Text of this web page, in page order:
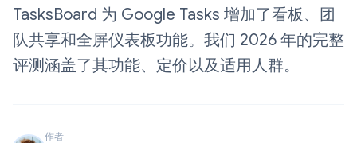
TasksBoard 为 Google Tasks 增加了看板、团
队共享和全屏仪表板功能。我们 2026 年的完整
评测涵盖了其功能、定价以及适用人群。
作者